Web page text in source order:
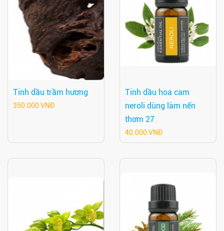
Tinh dầu trầm hương
350.000 VNĐ
Tinh dầu hoa cam
neroli dùng làm nến
thơm 27
40.000 VNĐ